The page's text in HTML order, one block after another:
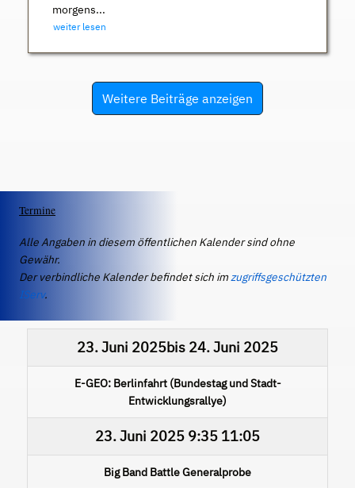
morgens...
weiter lesen
Weitere Beiträge anzeigen
Termine
Alle Angaben in diesem öffentlichen Kalender sind ohne
Gewähr.
Der verbindliche Kalender befindet sich imzugriffsgeschützten
IServ.
23. Juni 2025bis 24. Juni 2025
E-GEO: Berlinfahrt (Bundestag und Stadt-
Entwicklungsrallye)
23. Juni 2025 9:35 11:05
Big Band Battle Generalprobe